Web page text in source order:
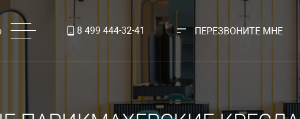
8 499 444-32-41 ПЕРЕЗВОНИТЕ МНЕ